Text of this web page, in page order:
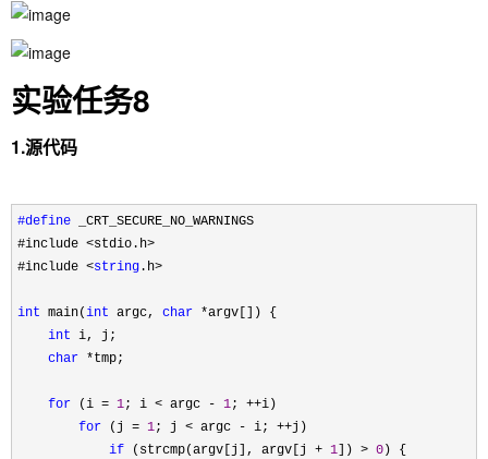
实验任务8
1.源代码
#define _CRT_SECURE_NO_WARNINGS
#include <stdio.h>
#include <string .h>
int main(int argc, char *argv[]) {
int i, j;
char *tmp;
for (i = 1; i < argc - 1; ++i)
for (j = 1; j < argc - i; ++j)
if (strcmp(argv[j], argv[j + 1 ]) > 0 ) {